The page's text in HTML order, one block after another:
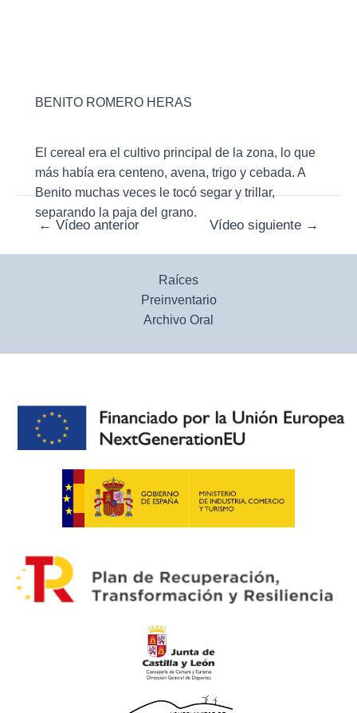
BENITO ROMERO HERAS
El cereal era el cultivo principal de la zona, lo que
más había era centeno, avena, trigo y cebada. A
Benito muchas veces le tocó segar y trillar,
separando la paja del grano.
Navegación
← Vídeo anterior Vídeo siguiente →
Raíces
Preinventario
Archivo Oral